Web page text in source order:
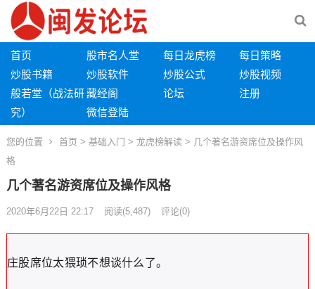
首页 股市名人堂 每日龙虎榜
每日策略
炒股书籍
炒股软件 炒股公式
炒股视频
般若堂（战法研
究）
藏经阁 论坛
注册
微信登陆
您的位置 首页 > 基础入门 > 龙虎榜解读 > 几个著名游资席位及操作风
格
几个著名游资席位及操作风格
2020年6月22日 22:17 阅读(5,487) 评论(0)
庄股席位太猥琐不想谈什么了。